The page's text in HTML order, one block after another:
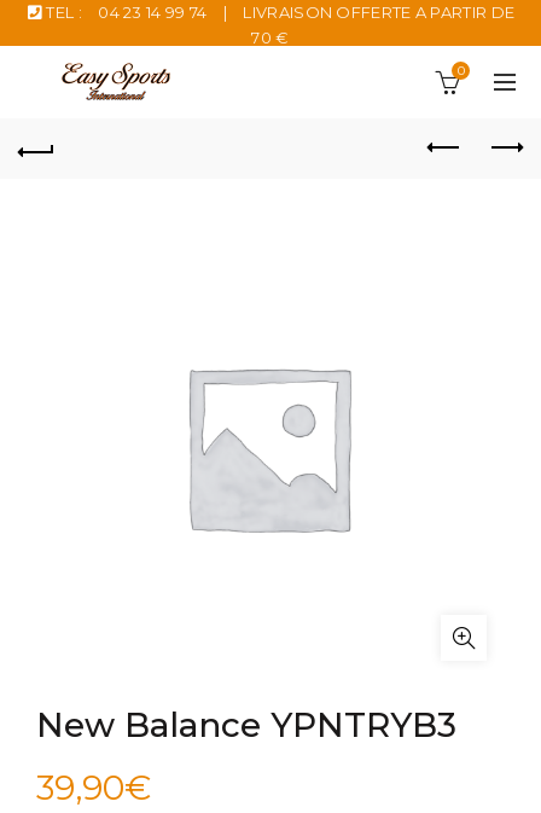
TEL : 04 23 14 99 74 |
LIVRAISON OFFERTE A PARTIR DE
70 €
0
New Balance YPNTRYB3
39,90€